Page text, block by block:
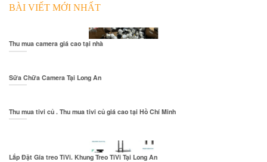
BÀI VIẾT MỚI NHẤT
Thu mua camera giá cao tại nhà
Sữa Chữa Camera Tại Long An
Thu mua tivi củ . Thu mua tivi củ giá cao tại Hồ Chí Minh
Lắp Đặt Gía treo TiVi. Khung Treo TiVi Tại Long An